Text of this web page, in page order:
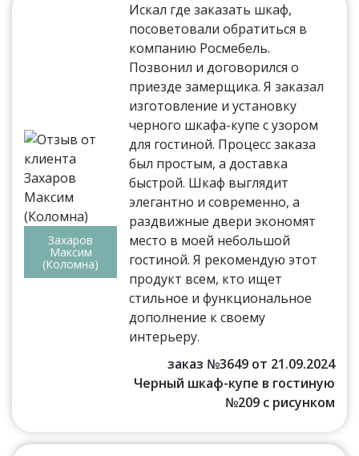
Захаров
Максим
(Коломна)
Искал где заказать шкаф,
посоветовали обратиться в
компанию Росмебель.
Позвонил и договорился о
приезде замерщика. Я заказал
изготовление и установку
черного шкафа-купе с узором
для гостиной. Процесс заказа
был простым, а доставка
быстрой. Шкаф выглядит
элегантно и современно, а
раздвижные двери экономят
место в моей небольшой
гостиной. Я рекомендую этот
продукт всем, кто ищет
стильное и функциональное
дополнение к своему
интерьеру.
заказ №3649 от 21.09.2024
Черный шкаф-купе в гостиную
№209 с рисунком